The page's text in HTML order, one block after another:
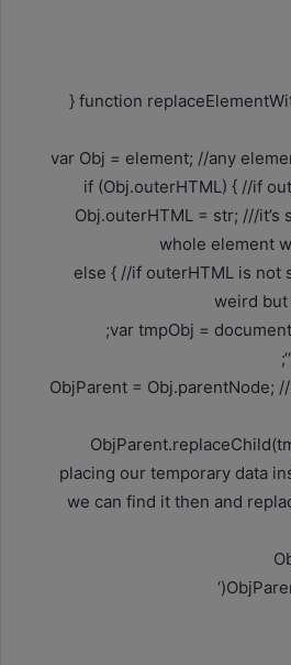
function
var Obj = element; //any
if (Obj.outerHTML) { //if
Obj.outerHTML = str; ///
whole element
} else { //if outerHTML is
weird
var tmpObj =
ObjParent = Obj.parentNode;
placing our temporary data
we can find it then and